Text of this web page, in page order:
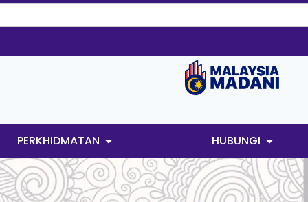
PERKHIDMATAN HUBUNGI